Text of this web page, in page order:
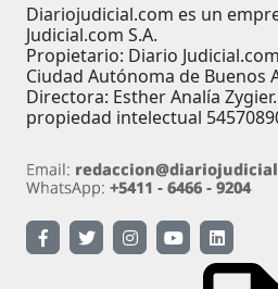
Diariojudicial.com es un
Judicial.com S.A.
Propietario: Diario
Ciudad Autónoma de Buenos
Directora: Esther Analía
propiedad intelectual